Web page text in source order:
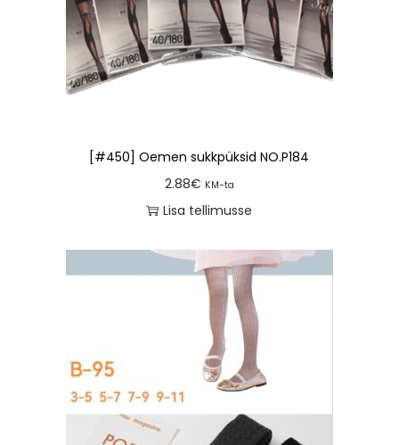
[#450] Oemen sukkpüksid NO.P184
2.88€ KM-ta
Lisa tellimusse